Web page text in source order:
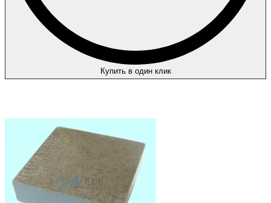
Купить в один клик